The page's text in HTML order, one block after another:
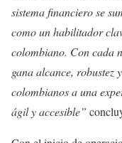
sistema financiero se
como un habilitador
colombiano. Con cada
gana alcance, robustez
colombianos a una
ágil y accesible”